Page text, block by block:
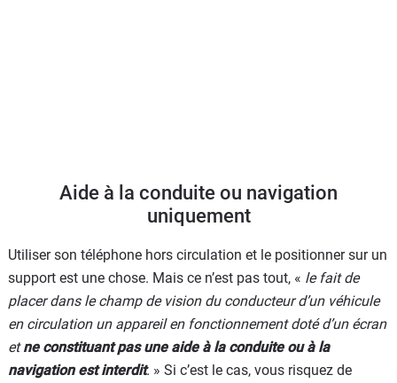
Aide à la conduite ou navigation
uniquement
Utiliser son téléphone hors circulation et le positionner sur un
support est une chose. Mais ce n’est pas tout, « le fait de
placer dans le champ de vision du conducteur d’un véhicule
en circulation un appareil en fonctionnement doté d’un écran
etne constituant pas une aide à la conduite ou à la
navigation est interdit. » Si c’est le cas, vous risquez de